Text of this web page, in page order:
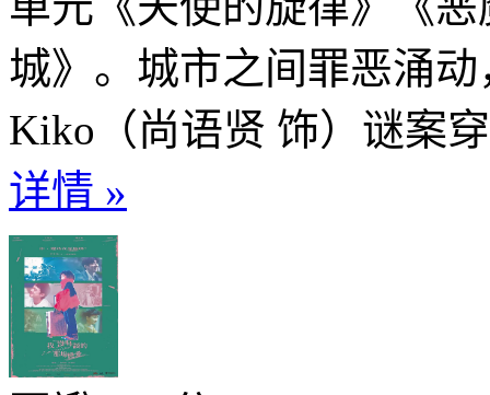
城》。城市之间罪恶涌
Kiko（尚语贤 饰）谜案
详情 »